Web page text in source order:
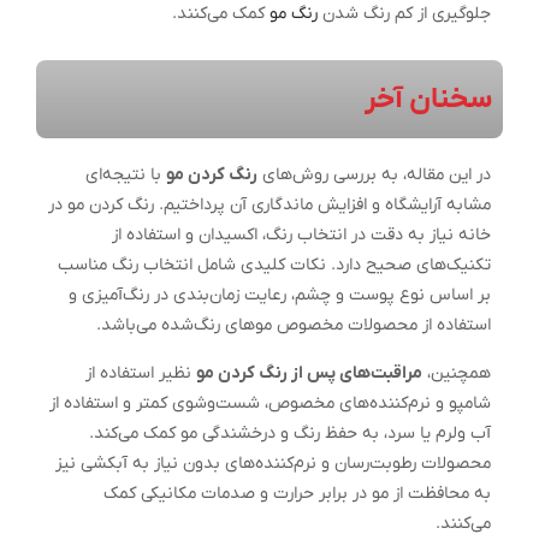
جلوگیری از کم رنگ شدن رنگ موکمک می‌کنند.
سخنان آخر
در این مقاله، به بررسی روش‌های رنگ کردن مو با نتیجه‌ای
مشابه آرایشگاه و افزایش ماندگاری آن پرداختیم. رنگ کردن مو در
خانه نیاز به دقت در انتخاب رنگ، اکسیدان و استفاده از
تکنیک‌های صحیح دارد. نکات کلیدی شامل انتخاب رنگ مناسب
بر اساس نوع پوست و چشم، رعایت زمان‌بندی در رنگ‌آمیزی و
استفاده از محصولات مخصوص موهای رنگ‌شده می‌باشد.
همچنین، مراقبت‌های پس از رنگ کردن مو نظیر استفاده از
شامپو و نرم‌کننده‌های مخصوص، شست‌وشوی کمتر و استفاده از
آب ولرم یا سرد، به حفظ رنگ و درخشندگی مو کمک می‌کند.
محصولات رطوبت‌رسان و نرم‌کننده‌های بدون نیاز به آبکشی نیز
به محافظت از مو در برابر حرارت و صدمات مکانیکی کمک
می‌کنند.